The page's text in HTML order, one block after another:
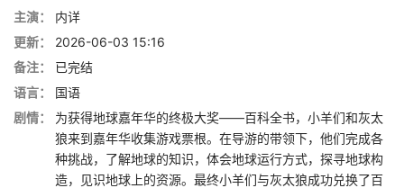
主演：
内详
更新：
2026-06-03 15:16
备注：
已完结
语言：
国语
剧情：
为获得地球嘉年华的终极大奖——百科全书，小羊们和灰太
狼来到嘉年华收集游戏票根。在导游的带领下，他们完成各
种挑战，了解地球的知识，体会地球运行方式，探寻地球构
造，见识地球上的资源。最终小羊们与灰太狼成功兑换了百